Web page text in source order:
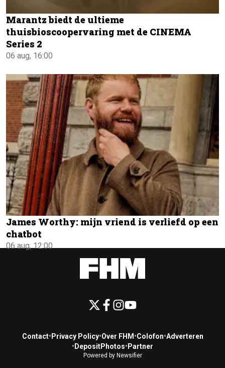
Marantz biedt de ultieme
thuisbioscoopervaring met de CINEMA
Series 2
06 aug, 16:00
James Worthy: mijn vriend is verliefd op een
chatbot
06 aug, 12:00
Contact• Privacy Policy•Over FHM •Colofon•Adverteren
• DepositPhotos• Partner
Powered by Newsifier